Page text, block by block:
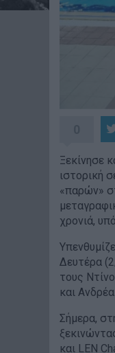
Ξεκίνησε
ιστορική
«παρών»
χρονιά,
Δευτέρα
τους
και
Σήμερα,
και LEN